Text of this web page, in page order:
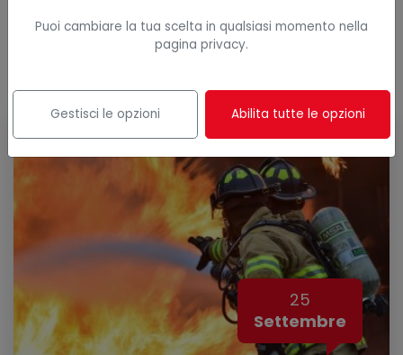
81/08 e dal più recente D.M. 2 settembre 2021 è
obbligatorio effettuare un aggio ...
Dettagli corso
25
Settembre
Puoi cambiare la tua scelta in qualsiasi momento nella
pagina privacy.
Gestisci le opzioni Abilita tutte le opzioni